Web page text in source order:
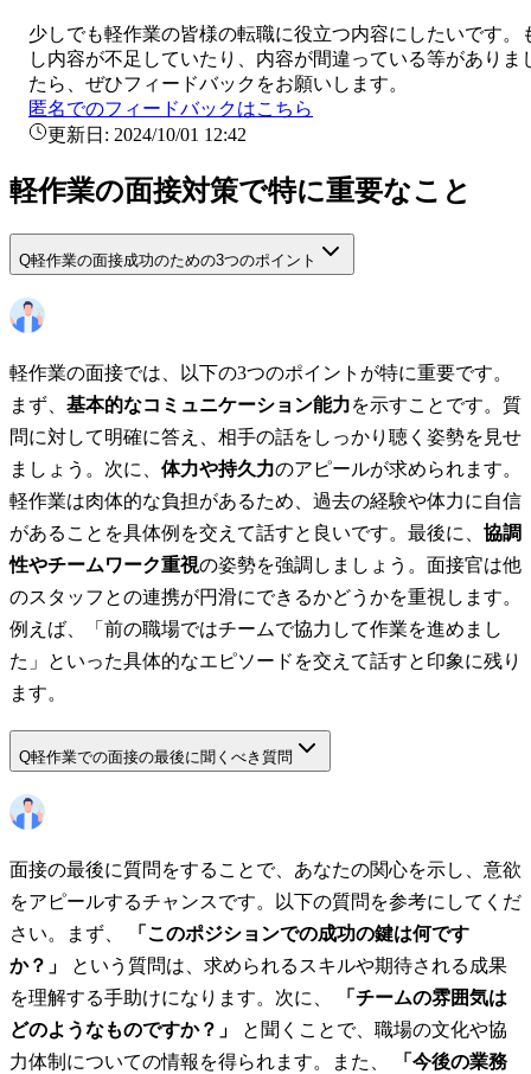
少しでも軽作業の皆様の転職に役立つ内容にしたいです。
し内容が不足していたり、内容が間違っている等がありま
たら、ぜひフィードバックをお願いします。
匿名でのフィードバックはこちら
更新日: 2024/10/01 12:42
軽作業の面接対策で特に重要なこと
Q軽作業の面接成功のための3つのポイント
軽作業の面接では、以下の3つのポイントが特に重要です。
まず、 基本的なコミュニケーション能力を示すことです。質
問に対して明確に答え、相手の話をしっかり聴く姿勢を見せ
ましょう。次に、 体力や持久力のアピールが求められます。
軽作業は肉体的な負担があるため、過去の経験や体力に自信
があることを具体例を交えて話すと良いです。最後に、 協調
性やチームワーク重視の姿勢を強調しましょう。面接官は他
のスタッフとの連携が円滑にできるかどうかを重視します。
例えば、「前の職場ではチームで協力して作業を進めまし
た」といった具体的なエピソードを交えて話すと印象に残り
ます。
Q軽作業での面接の最後に聞くべき質問
面接の最後に質問をすることで、あなたの関心を示し、意欲
をアピールするチャンスです。以下の質問を参考にしてくだ
さい。まず、
「このポジションでの成功の鍵は何です
か？」
という質問は、求められるスキルや期待される成果
を理解する手助けになります。次に、
「チームの雰囲気は
どのようなものですか？」
と聞くことで、職場の文化や協
力体制についての情報を得られます。また、
「今後の業務